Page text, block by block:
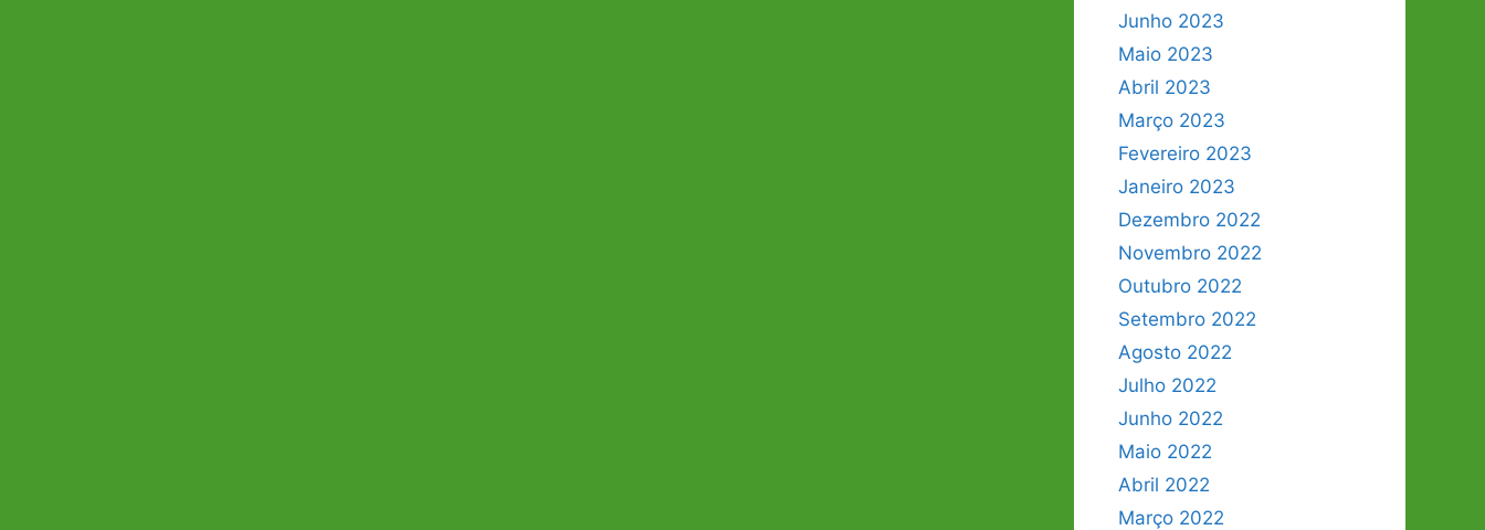
Junho 2023
Maio 2023
Abril 2023
Março 2023
Fevereiro 2023
Janeiro 2023
Dezembro 2022
Novembro 2022
Outubro 2022
Setembro 2022
Agosto 2022
Julho 2022
Junho 2022
Maio 2022
Abril 2022
Março 2022